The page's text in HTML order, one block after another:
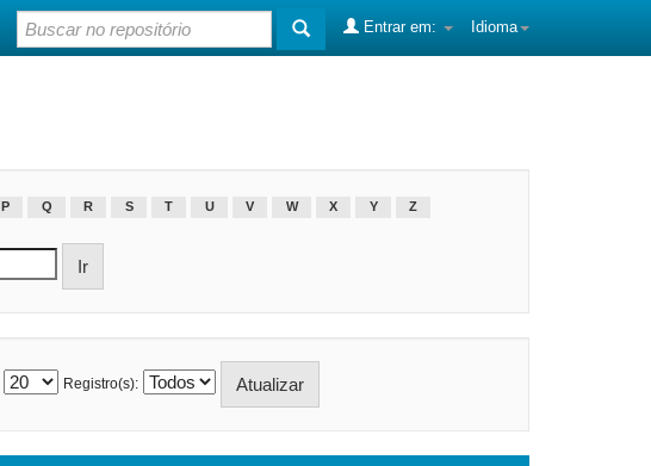
Idioma
Entrar em:
P Q R S T U V W X Y Z
Registro(s):